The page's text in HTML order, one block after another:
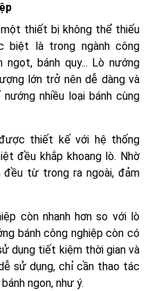
thiết bị không thể thiếu
biệt là trong ngành công
ngọt, bánh quy... Lò nướng
lớn trở nên dễ dàng và
nhiều loại bánh cùng
thiết kế với hệ thống
đều khắp khoang lò. Nhờ
đều từ trong ra ngoài, đảm
còn nhanh hơn so với lò
bánh công nghiệp còn có
dụng tiết kiệm thời gian và
sử dụng, chỉ cần thao tác
ngon, như ý.